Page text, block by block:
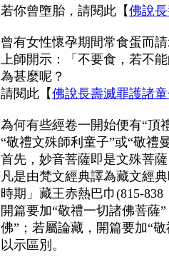
若你曾墮胎，請閱此【佛說
曾有女性懷孕期間常食蛋而
上師開示：「不要食，若不能
為甚麼呢？
請閱此【佛說長壽滅罪護諸
為何有些經卷一開始便有“頂
“敬禮文殊師利童子”或“敬禮
首先，妙音菩薩即是文殊菩
凡是由梵文經典譯為藏文經
時期」藏王赤熱巴巾(815-838
開篇要加“敬禮一切諸佛菩薩
佛”；若屬論藏，開篇要加“
以示區別。